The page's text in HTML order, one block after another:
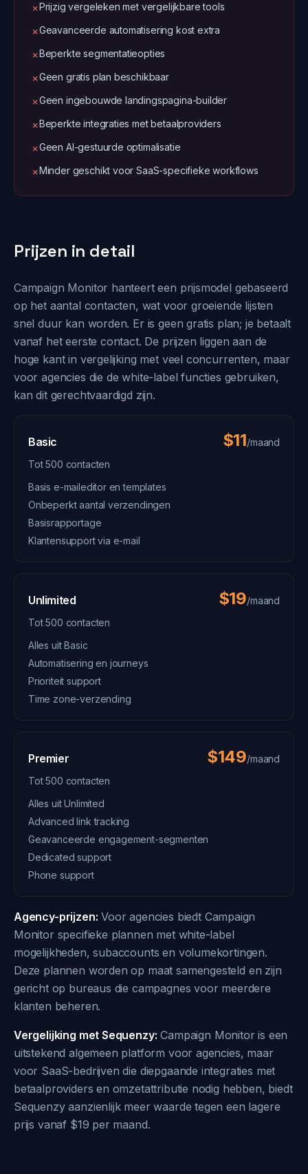
✗Prijzig vergeleken met vergelijkbare tools
✗Geavanceerde automatisering kost extra
✗Beperkte segmentatieopties
✗Geen gratis plan beschikbaar
✗Geen ingebouwde landingspagina-builder
✗Beperkte integraties met betaalproviders
✗Geen AI-gestuurde optimalisatie
✗Minder geschikt voor SaaS-specifieke workflows
Prijzen in detail
Campaign Monitor hanteert een prijsmodel gebaseerd
op het aantal contacten, wat voor groeiende lijsten
snel duur kan worden. Er is geen gratis plan; je betaalt
vanaf het eerste contact. De prijzen liggen aan de
hoge kant in vergelijking met veel concurrenten, maar
voor agencies die de white-label functies gebruiken,
kan dit gerechtvaardigd zijn.
Basic $11/maand
Tot 500 contacten
Basis e-maileditor en templates
Onbeperkt aantal verzendingen
Basisrapportage
Klantensupport via e-mail
Unlimited $19/maand
Tot 500 contacten
Alles uit Basic
Automatisering en journeys
Prioriteit support
Time zone-verzending
Premier $149/maand
Tot 500 contacten
Alles uit Unlimited
Advanced link tracking
Geavanceerde engagement-segmenten
Dedicated support
Phone support
Agency-prijzen: Voor agencies biedt Campaign
Monitor specifieke plannen met white-label
mogelijkheden, subaccounts en volumekortingen.
Deze plannen worden op maat samengesteld en zijn
gericht op bureaus die campagnes voor meerdere
klanten beheren.
Vergelijking met Sequenzy: Campaign Monitor is een
uitstekend algemeen platform voor agencies, maar
voor SaaS-bedrijven die diepgaande integraties met
betaalproviders en omzetattributie nodig hebben, biedt
Sequenzy aanzienlijk meer waarde tegen een lagere
prijs vanaf $19 per maand.